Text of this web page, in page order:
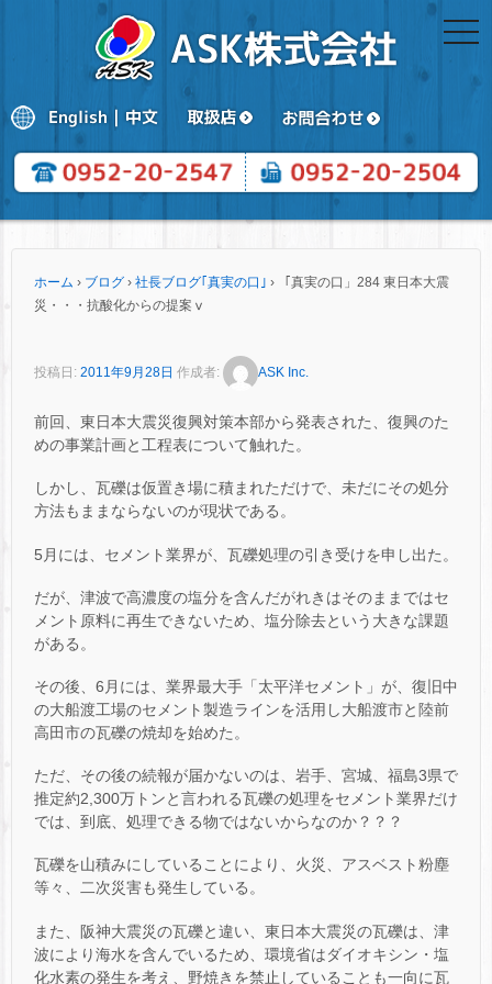
ホーム › ブログ › 社長ブログ｢真実の口｣ ›
「真実の口」284 東日本大震
災・・・抗酸化からの提案ⅴ
投稿日: 2011年9月28日 作成者: ASK Inc.
前回、東日本大震災復興対策本部から発表された、復興のた
めの事業計画と工程表について触れた。
しかし、瓦礫は仮置き場に積まれただけで、未だにその処分
方法もままならないのが現状である。
5月には、セメント業界が、瓦礫処理の引き受けを申し出た。
だが、津波で高濃度の塩分を含んだがれきはそのままではセ
メント原料に再生できないため、塩分除去という大きな課題
がある。
その後、6月には、業界最大手「太平洋セメント」が、復旧中
の大船渡工場のセメント製造ラインを活用し大船渡市と陸前
高田市の瓦礫の焼却を始めた。
ただ、その後の続報が届かないのは、岩手、宮城、福島3県で
推定約2,300万トンと言われる瓦礫の処理をセメント業界だけ
では、到底、処理できる物ではないからなのか？？？
瓦礫を山積みにしていることにより、火災、アスベスト粉塵
等々、二次災害も発生している。
また、阪神大震災の瓦礫と違い、東日本大震災の瓦礫は、津
波により海水を含んでいるため、環境省はダイオキシン・塩
化水素の発生を考え、野焼きを禁止していることも一向に瓦